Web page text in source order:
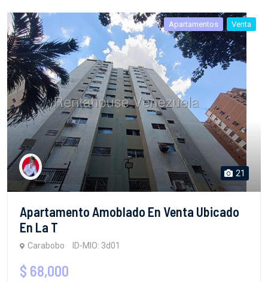
Apartamentos Venta
21
Apartamento Amoblado En Venta Ubicado
En La T
Carabobo ID-MIO: 3d01
$ 68,000